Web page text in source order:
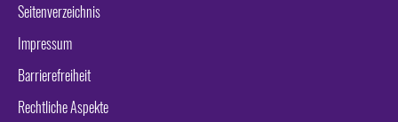
Seitenverzeichnis
Impressum
Barrierefreiheit
Rechtliche Aspekte